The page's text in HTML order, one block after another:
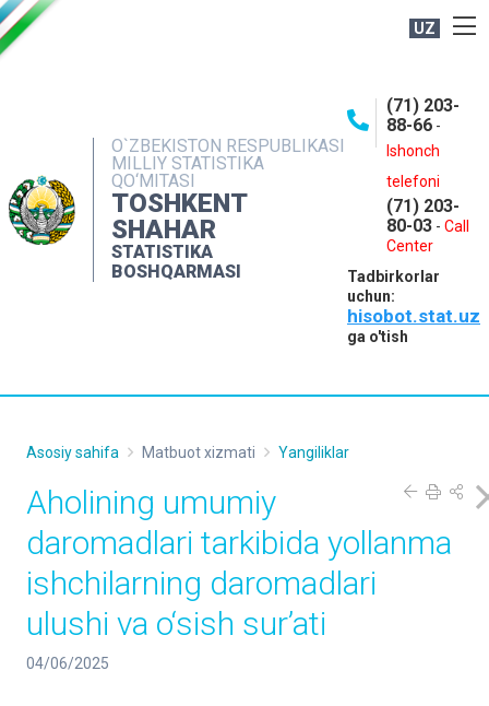
UZ
O`ZBEKISTON RESPUBLIKASI
MILLIY STATISTIKA
QO‘MITASI
TOSHKENT
SHAHAR
STATISTIKA
BOSHQARMASI
(71) 203-
88-66 -
Ishonch
telefoni
(71) 203-
80-03 - Call
Center
Tadbirkorlar
uchun:
hisobot.stat.uz
ga o'tish
NASHRLAR
INTERAKTIV XIZMATLAR
MATBUOT XIZMATI
MUROJAATLAR
Asosiy sahifa Matbuot xizmati Yangiliklar
Aholining umumiy
daromadlari tarkibida yollanma
ishchilarning daromadlari
ulushi va o‘sish sur’ati
04/06/2025